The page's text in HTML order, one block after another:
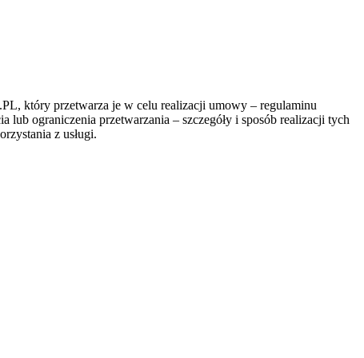
który przetwarza je w celu realizacji umowy – regulaminu
ograniczenia przetwarzania – szczegóły i sposób realizacji tych
z usługi.